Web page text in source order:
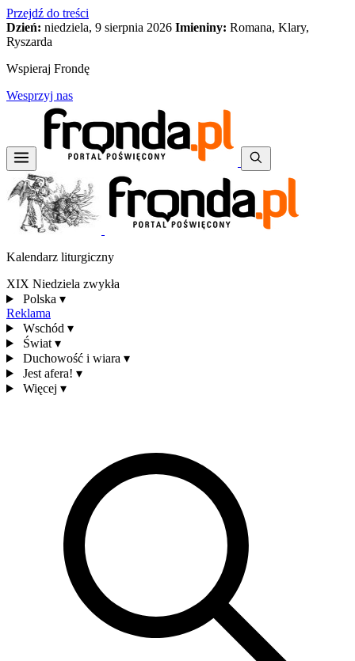
Przejdź do treści
Dzień: niedziela, 9 sierpnia 2026 Imieniny: Romana, Klary,
Ryszarda
Wspieraj Frondę
Wesprzyj nas
Kalendarz liturgiczny
XIX Niedziela zwykła
Polska ▾
Reklama
Wschód ▾
Świat ▾
Duchowość i wiara ▾
Jest afera! ▾
Więcej ▾